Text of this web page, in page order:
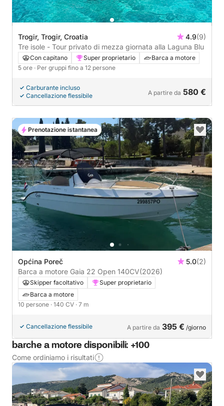
Trogir, Trogir, Croatia 4.9(9)
Tre isole - Tour privato di mezza giornata alla Laguna Blu
Con capitano Super proprietario
Barca a motore
5 ore · Per gruppi fino a 12 persone
Carburante incluso
Cancellazione flessibile
A partire da 580 €
Općina Poreč 5.0(2)
Barca a motore Gaia 22 Open 140CV(2026)
Skipper facoltativo
Super proprietario
Barca a motore
10 persone · 140 CV · 7 m
Cancellazione flessibile A partire da 395 € /giorno
Prenotazione istantanea
barche a motore disponibili: +100
Come ordiniamo i risultati